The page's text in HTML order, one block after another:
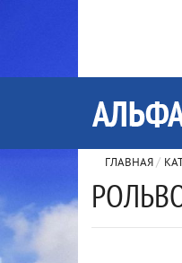
ГЛАВНАЯ